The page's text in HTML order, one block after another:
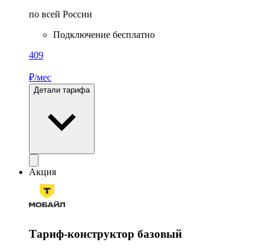
по всей России
Подключение бесплатно
409
₽/мес
Детали тарифа
Акция
Тариф-конструктор базовый